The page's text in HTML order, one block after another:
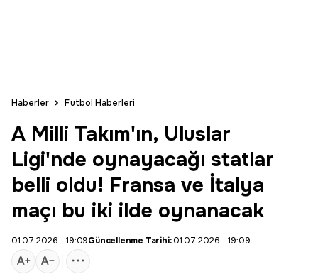
Haberler Futbol Haberleri
A Milli Takım'ın, Uluslar
Ligi'nde oynayacağı statlar
belli oldu! Fransa ve İtalya
maçı bu iki ilde oynanacak
01.07.2026 - 19:09Güncellenme Tarihi:01.07.2026 - 19:09